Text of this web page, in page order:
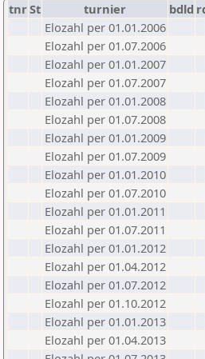
tnrSt turnier bdld
Elozahl per 01.01.2006
Elozahl per 01.07.2006
Elozahl per 01.01.2007
Elozahl per 01.07.2007
Elozahl per 01.01.2008
Elozahl per 01.07.2008
Elozahl per 01.01.2009
Elozahl per 01.07.2009
Elozahl per 01.01.2010
Elozahl per 01.07.2010
Elozahl per 01.01.2011
Elozahl per 01.07.2011
Elozahl per 01.01.2012
Elozahl per 01.04.2012
Elozahl per 01.07.2012
Elozahl per 01.10.2012
Elozahl per 01.01.2013
Elozahl per 01.04.2013